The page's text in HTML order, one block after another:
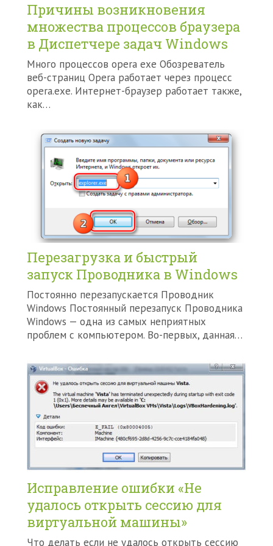
Причины возникновения
множества процессов браузера
в Диспетчере задач Windows
Много процессов opera exe Обозреватель
веб-страниц Opera работает через процесс
opera.exe. Интернет-браузер работает также,
как…
Перезагрузка и быстрый
запуск Проводника в Windows
Постоянно перезапускается Проводник
Windows Постоянный перезапуск Проводника
Windows — одна из самых неприятных
проблем с компьютером. Во-первых, данная…
Исправление ошибки «Не
удалось открыть сессию для
виртуальной машины»
Что делать если не удалось открыть сессию